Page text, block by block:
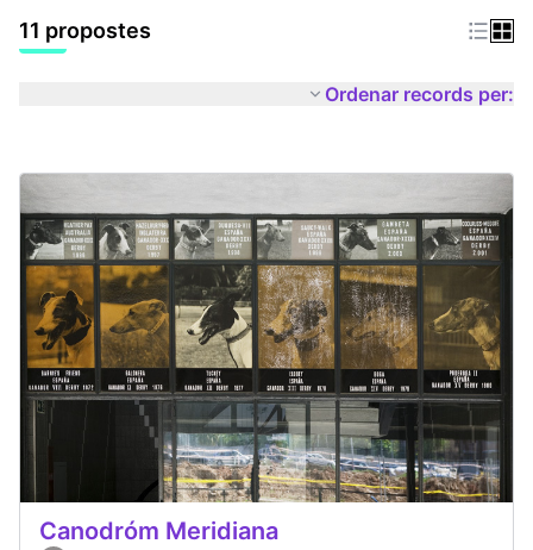
11 propostes
Ordenar records per:
Canodróm Meridiana